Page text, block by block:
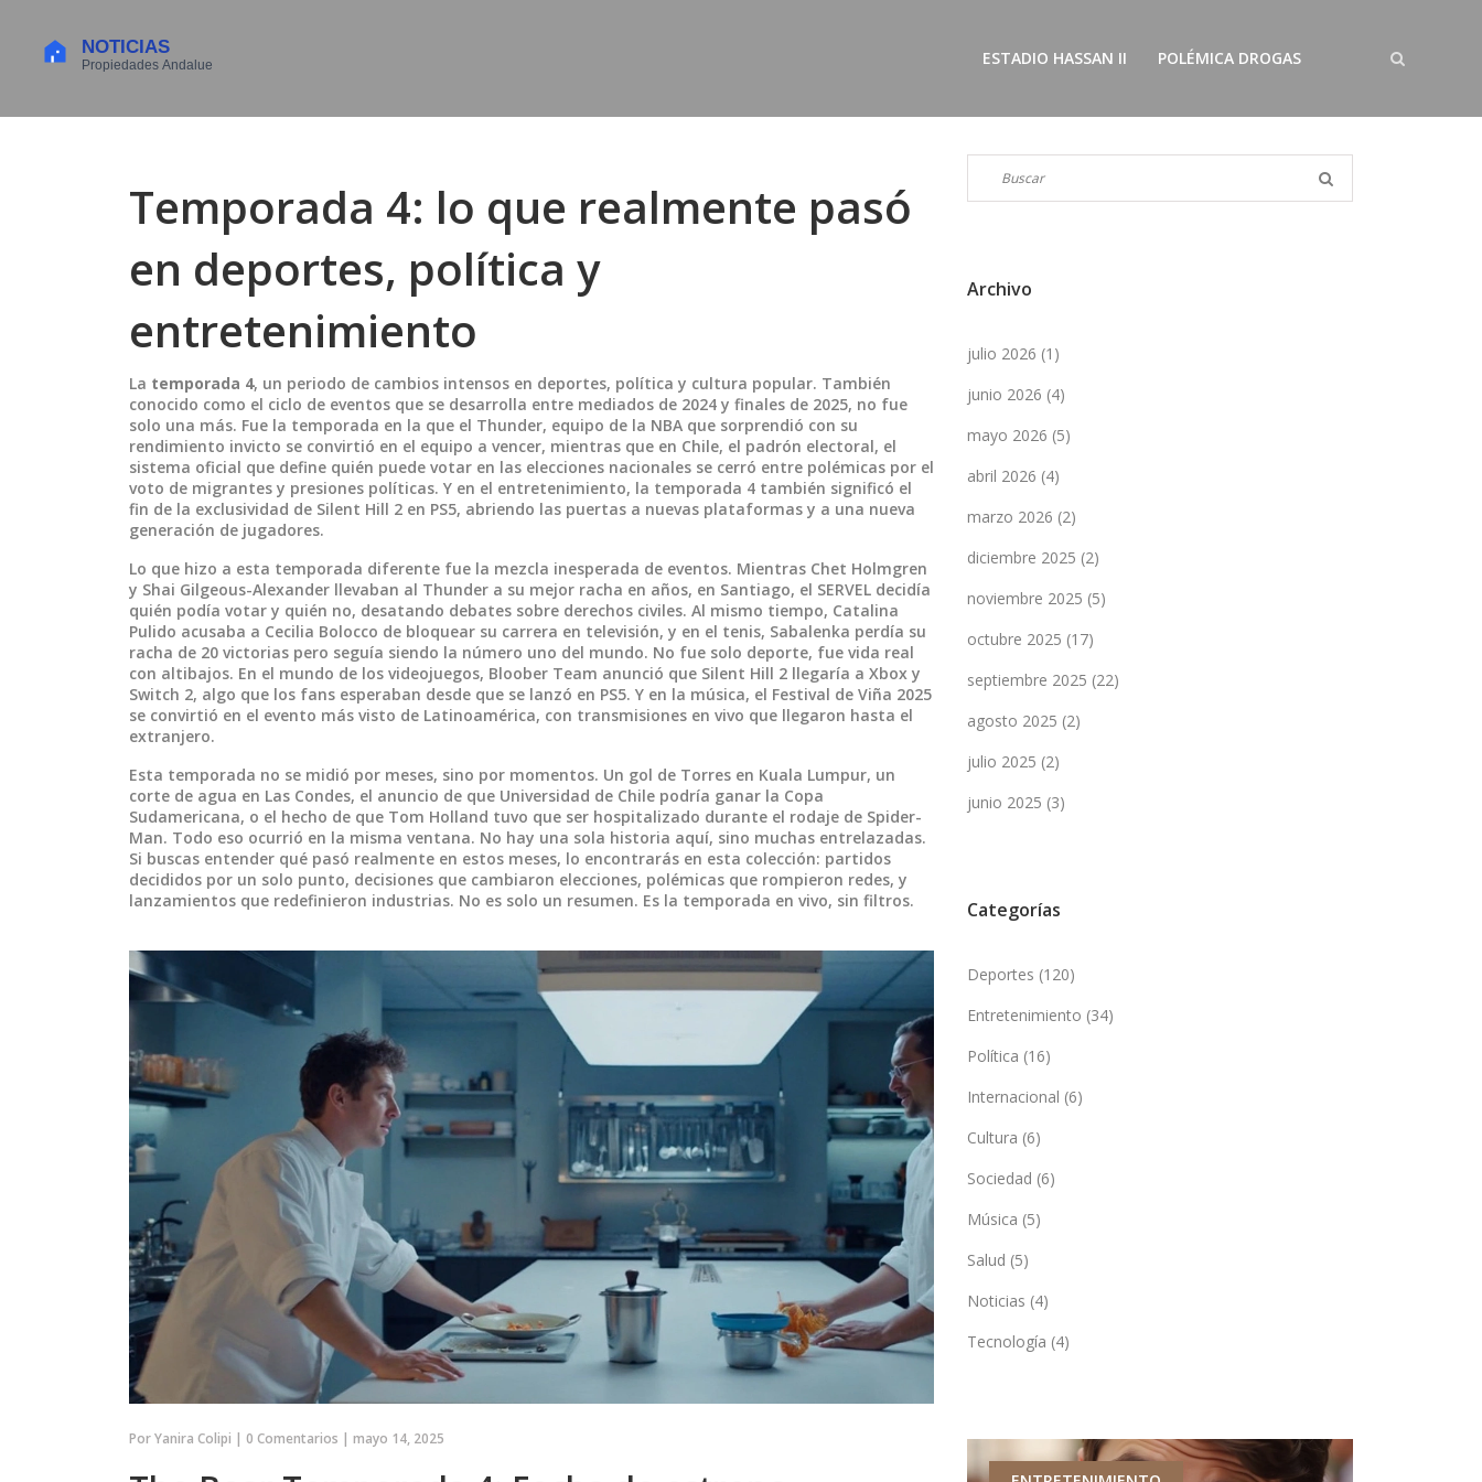
ESTADIO HASSAN II POLÉMICA DROGAS
Temporada 4: lo que realmente pasó
en deportes, política y
entretenimiento
La temporada 4, un periodo de cambios intensos en deportes, política y cultura popular. También
conocido como el ciclo de eventos que se desarrolla entre mediados de 2024 y finales de 2025, no fue
solo una más. Fue la temporada en la que el Thunder, equipo de la NBA que sorprendió con su
rendimiento invicto se convirtió en el equipo a vencer, mientras que en Chile, el padrón electoral, el
sistema oficial que define quién puede votar en las elecciones nacionales se cerró entre polémicas por el
voto de migrantes y presiones políticas. Y en el entretenimiento, la temporada 4 también significó el
fin de la exclusividad de Silent Hill 2 en PS5, abriendo las puertas a nuevas plataformas y a una nueva
generación de jugadores.
Lo que hizo a esta temporada diferente fue la mezcla inesperada de eventos. Mientras Chet Holmgren
y Shai Gilgeous-Alexander llevaban al Thunder a su mejor racha en años, en Santiago, el SERVEL decidía
quién podía votar y quién no, desatando debates sobre derechos civiles. Al mismo tiempo, Catalina
Pulido acusaba a Cecilia Bolocco de bloquear su carrera en televisión, y en el tenis, Sabalenka perdía su
racha de 20 victorias pero seguía siendo la número uno del mundo. No fue solo deporte, fue vida real
con altibajos. En el mundo de los videojuegos, Bloober Team anunció que Silent Hill 2 llegaría a Xbox y
Switch 2, algo que los fans esperaban desde que se lanzó en PS5. Y en la música, el Festival de Viña 2025
se convirtió en el evento más visto de Latinoamérica, con transmisiones en vivo que llegaron hasta el
extranjero.
Esta temporada no se midió por meses, sino por momentos. Un gol de Torres en Kuala Lumpur, un
corte de agua en Las Condes, el anuncio de que Universidad de Chile podría ganar la Copa
Sudamericana, o el hecho de que Tom Holland tuvo que ser hospitalizado durante el rodaje de Spider-
Man. Todo eso ocurrió en la misma ventana. No hay una sola historia aquí, sino muchas entrelazadas.
Si buscas entender qué pasó realmente en estos meses, lo encontrarás en esta colección: partidos
decididos por un solo punto, decisiones que cambiaron elecciones, polémicas que rompieron redes, y
lanzamientos que redefinieron industrias. No es solo un resumen. Es la temporada en vivo, sin filtros.
PorYanira Colipi | 0 Comentarios | mayo 14, 2025
Archivo
julio 2026 (1)
junio 2026 (4)
mayo 2026 (5)
abril 2026 (4)
marzo 2026 (2)
diciembre 2025 (2)
noviembre 2025 (5)
octubre 2025 (17)
septiembre 2025 (22)
agosto 2025 (2)
julio 2025 (2)
junio 2025 (3)
Categorías
Deportes (120)
Entretenimiento (34)
Política (16)
Internacional (6)
Cultura (6)
Sociedad (6)
Música (5)
Salud (5)
Noticias (4)
Tecnología (4)